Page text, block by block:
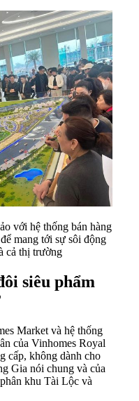
với hệ thống bán hàng
mang tới sự sôi động
cả thị trường
siêu phẩm
Market và hệ thống
của Vinhomes Royal
cấp, không dành cho
Gia nói chung và của
khu Tài Lộc và